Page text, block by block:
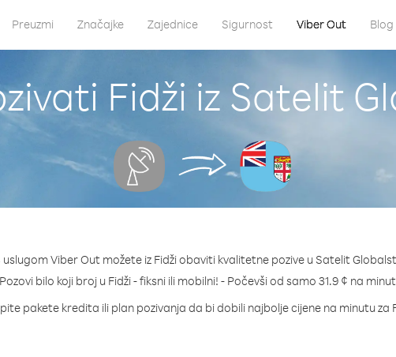
Preuzmi Značajke Zajednice Sigurnost Viber Out Blog
Fidži iz Satelit
uslugom Viber Out možete iz Fidži obaviti kvalitetne pozive u Satelit
Pozovi bilo koji broj u Fidži - fiksni ili mobilni! - Počevši od samo 31.9 ¢ na
pakete kredita ili plan pozivanja da bi dobili najbolje cijene na minutu za